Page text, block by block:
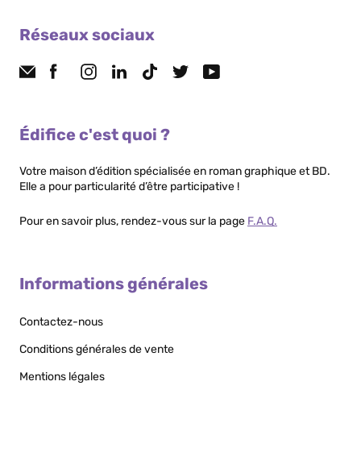
Réseaux sociaux
Édifice c'est quoi ?
Votre maison d’édition spécialisée en roman graphique et BD.
Elle a pour particularité d’être participative !
Pour en savoir plus, rendez-vous sur la page F.A.Q.
Informations générales
Contactez-nous
Conditions générales de vente
Mentions légales